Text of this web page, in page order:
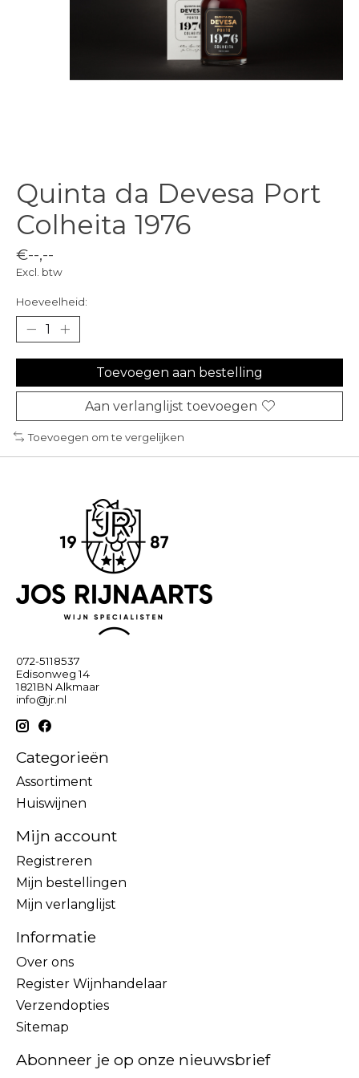
Quinta da Devesa Port
Colheita 1976
€--,--
Excl. btw
Hoeveelheid:
Toevoegen aan bestelling
Aan verlanglijst toevoegen
Toevoegen om te vergelijken
072-5118537
Edisonweg 14
1821BN Alkmaar
info@jr.nl
Categorieën
Assortiment
Huiswijnen
Mijn account
Registreren
Mijn bestellingen
Mijn verlanglijst
Informatie
Over ons
Register Wijnhandelaar
Verzendopties
Sitemap
Abonneer je op onze nieuwsbrief